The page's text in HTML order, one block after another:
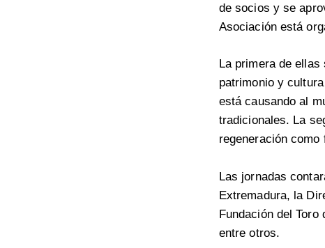
de socios y se
Asociación está
La primera de
patrimonio y
está causando al
tradicionales. La
regeneración
Las jornadas
Extremadura, la
Fundación del
entre otros.